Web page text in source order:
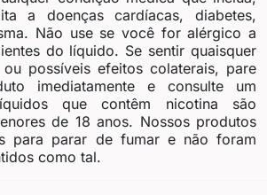
a doenças cardíacas, diabetes,
Não use se você for alérgico a
do líquido. Se sentir quaisquer
possíveis efeitos colaterais, pare
imediatamente e consulte um
que contêm nicotina são
de 18 anos. Nossos produtos
para parar de fumar e não foram
como tal.